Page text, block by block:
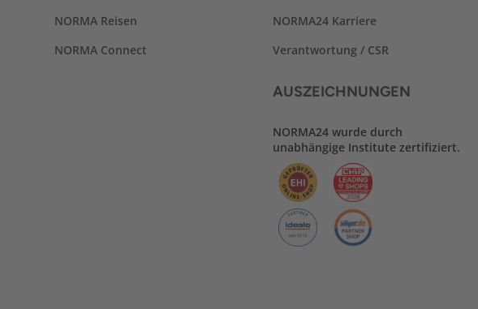
NORMA Reisen
NORMA Connect
NORMA24 Karriere
Verantwortung / CSR
AUSZEICHNUNGEN
NORMA24 wurde durch
unabhängige Institute zertifiziert.